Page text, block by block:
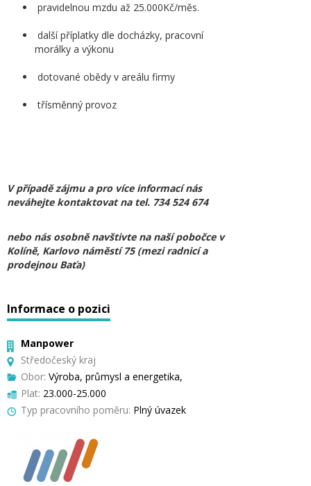
pravidelnou mzdu až 25.000Kč/měs.
další příplatky dle docházky, pracovní
morálky a výkonu
dotované obědy v areálu firmy
třísměnný provoz
V případě zájmu a pro více informací nás
neváhejte kontaktovat na tel. 734 524 674
nebo nás osobně navštivte na naší pobočce v
Kolíně, Karlovo náměstí 75 (mezi radnicí a
prodejnou Baťa)
Informace o pozici
Manpower
Středočeský kraj
Obor: Výroba, průmysl a energetika,
Plat: 23.000-25.000
Typ pracovního poměru: Plný úvazek